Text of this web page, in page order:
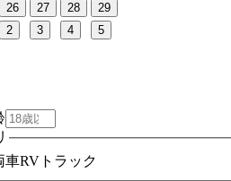
26 27 28
29
2 3 4 5
車RV トラック